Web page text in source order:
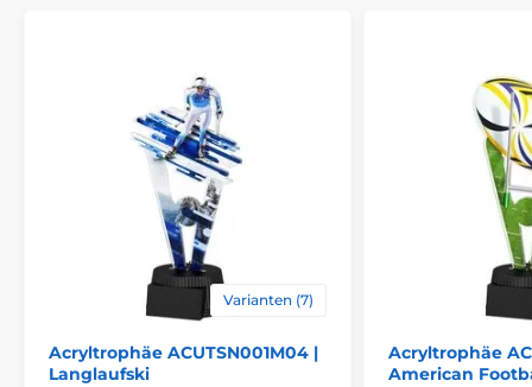
Varianten (7)
Acryltrophäe ACUTSN001M04 |
Langlaufski
Acryltrophäe
American